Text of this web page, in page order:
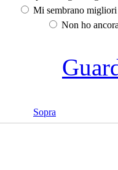
Mi sembrano
Non ho
Sopra